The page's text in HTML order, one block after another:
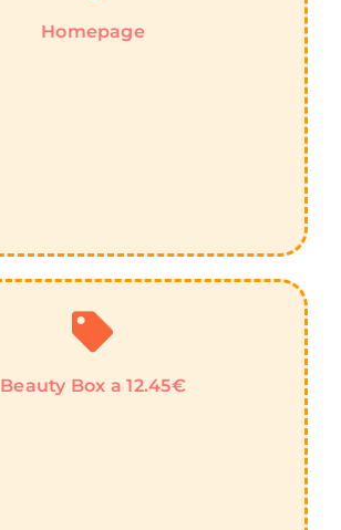
Homepage
Beauty Box a 12.45€